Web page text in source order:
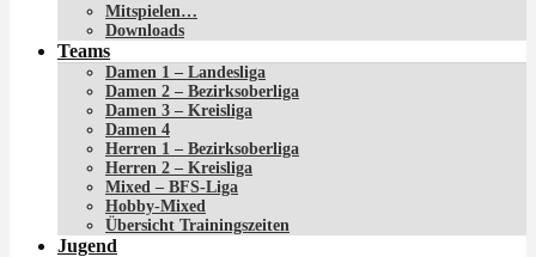
Mitspielen…
Downloads
Teams
Damen 1 – Landesliga
Damen 2 – Bezirksoberliga
Damen 3 – Kreisliga
Damen 4
Herren 1 – Bezirksoberliga
Herren 2 – Kreisliga
Mixed – BFS-Liga
Hobby-Mixed
Übersicht Trainingszeiten
Jugend